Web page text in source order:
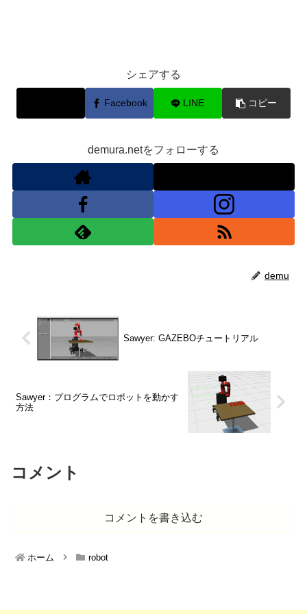
シェアする
Facebook LINE コピー
demura.netをフォローする
demu
Sawyer: GAZEBOチュートリアル
Sawyer：プログラムでロボットを動かす
方法
コメント
コメントを書き込む
ホーム robot